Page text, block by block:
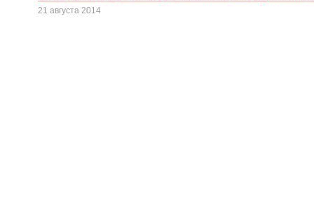
21 августа 2014